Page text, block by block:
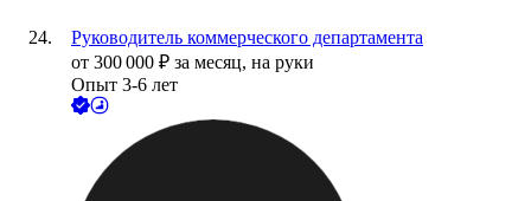
Руководитель коммерческого департамента
от 300 000 ₽ за месяц, на руки
Опыт 3-6 лет